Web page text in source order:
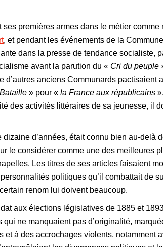
premières armes dans le métier comme
, et pendant les événements de la
dans la presse de tendance socialiste,
avant la parution du « Cri du peuple
anciens Communards pactisaient
» pour « la France aux républicains
des activités littéraires de sa jeunesse, il
d’années, était connu bien au-delà
le considérer comme une des meilleures
Les titres de ses articles faisaient
politiques qu’il combattait de
renom lui doivent beaucoup.
aux élections législatives de 1885 et
ne manquaient pas d’originalité,
à des accrochages violents, notamment